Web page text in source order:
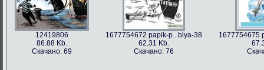
12419806
86.88 Kb.
Скачано: 69
1677754672 papik-p...blya-38
62.31 Kb.
Скачано: 76
1677754675